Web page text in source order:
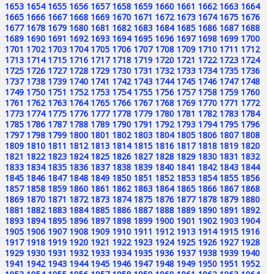
1653 1654 1655 1656 1657 1658 1659 1660 1661 1662 1663 1664
1665 1666 1667 1668 1669 1670 1671 1672 1673 1674 1675 1676
1677 1678 1679 1680 1681 1682 1683 1684 1685 1686 1687 1688
1689 1690 1691 1692 1693 1694 1695 1696 1697 1698 1699 1700
1701 1702 1703 1704 1705 1706 1707 1708 1709 1710 1711 1712
1713 1714 1715 1716 1717 1718 1719 1720 1721 1722 1723 1724
1725 1726 1727 1728 1729 1730 1731 1732 1733 1734 1735 1736
1737 1738 1739 1740 1741 1742 1743 1744 1745 1746 1747 1748
1749 1750 1751 1752 1753 1754 1755 1756 1757 1758 1759 1760
1761 1762 1763 1764 1765 1766 1767 1768 1769 1770 1771 1772
1773 1774 1775 1776 1777 1778 1779 1780 1781 1782 1783 1784
1785 1786 1787 1788 1789 1790 1791 1792 1793 1794 1795 1796
1797 1798 1799 1800 1801 1802 1803 1804 1805 1806 1807 1808
1809 1810 1811 1812 1813 1814 1815 1816 1817 1818 1819 1820
1821 1822 1823 1824 1825 1826 1827 1828 1829 1830 1831 1832
1833 1834 1835 1836 1837 1838 1839 1840 1841 1842 1843 1844
1845 1846 1847 1848 1849 1850 1851 1852 1853 1854 1855 1856
1857 1858 1859 1860 1861 1862 1863 1864 1865 1866 1867 1868
1869 1870 1871 1872 1873 1874 1875 1876 1877 1878 1879 1880
1881 1882 1883 1884 1885 1886 1887 1888 1889 1890 1891 1892
1893 1894 1895 1896 1897 1898 1899 1900 1901 1902 1903 1904
1905 1906 1907 1908 1909 1910 1911 1912 1913 1914 1915 1916
1917 1918 1919 1920 1921 1922 1923 1924 1925 1926 1927 1928
1929 1930 1931 1932 1933 1934 1935 1936 1937 1938 1939 1940
1941 1942 1943 1944 1945 1946 1947 1948 1949 1950 1951 1952